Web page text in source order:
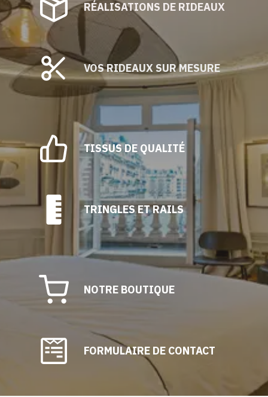
RÉALISATIONS DE RIDEAUX
VOS RIDEAUX SUR MESURE
TISSUS DE QUALITÉ
TRINGLES ET RAILS
NOTRE BOUTIQUE
FORMULAIRE DE CONTACT